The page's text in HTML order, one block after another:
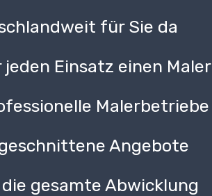
für Sie da
Einsatz einen Maler
Malerbetriebe
Angebote
gesamte Abwicklung